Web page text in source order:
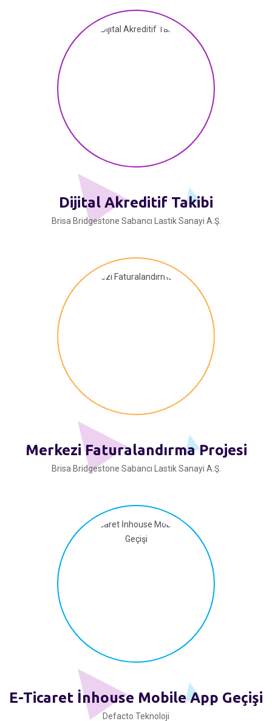
Dijital Akreditif Takibi
Brisa Bridgestone Sabancı Lastik Sanayi A.Ş.
Merkezi Faturalandırma Projesi
Brisa Bridgestone Sabancı Lastik Sanayi A.Ş.
E-Ticaret İnhouse Mobile App Geçişi
Defacto Teknoloji